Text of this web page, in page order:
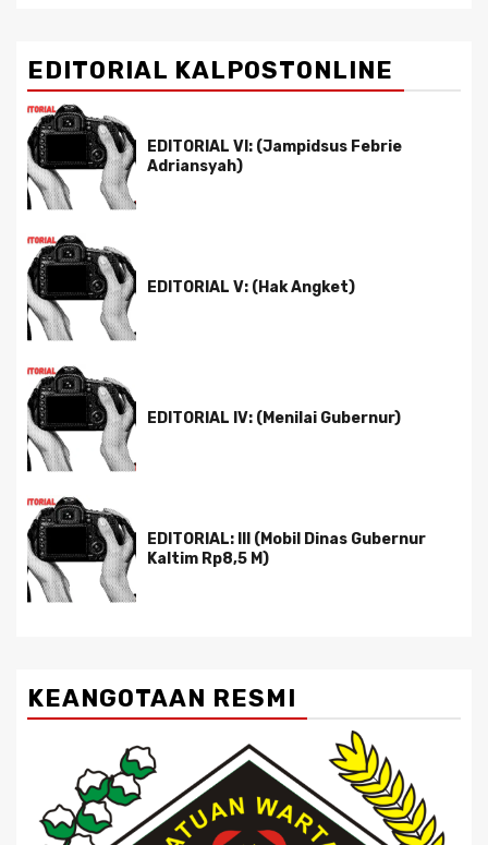
EDITORIAL KALPOSTONLINE
EDITORIAL VI: (Jampidsus Febrie
Adriansyah)
EDITORIAL V: (Hak Angket)
EDITORIAL IV: (Menilai Gubernur)
EDITORIAL: III (Mobil Dinas Gubernur
Kaltim Rp8,5 M)
KEANGOTAAN RESMI